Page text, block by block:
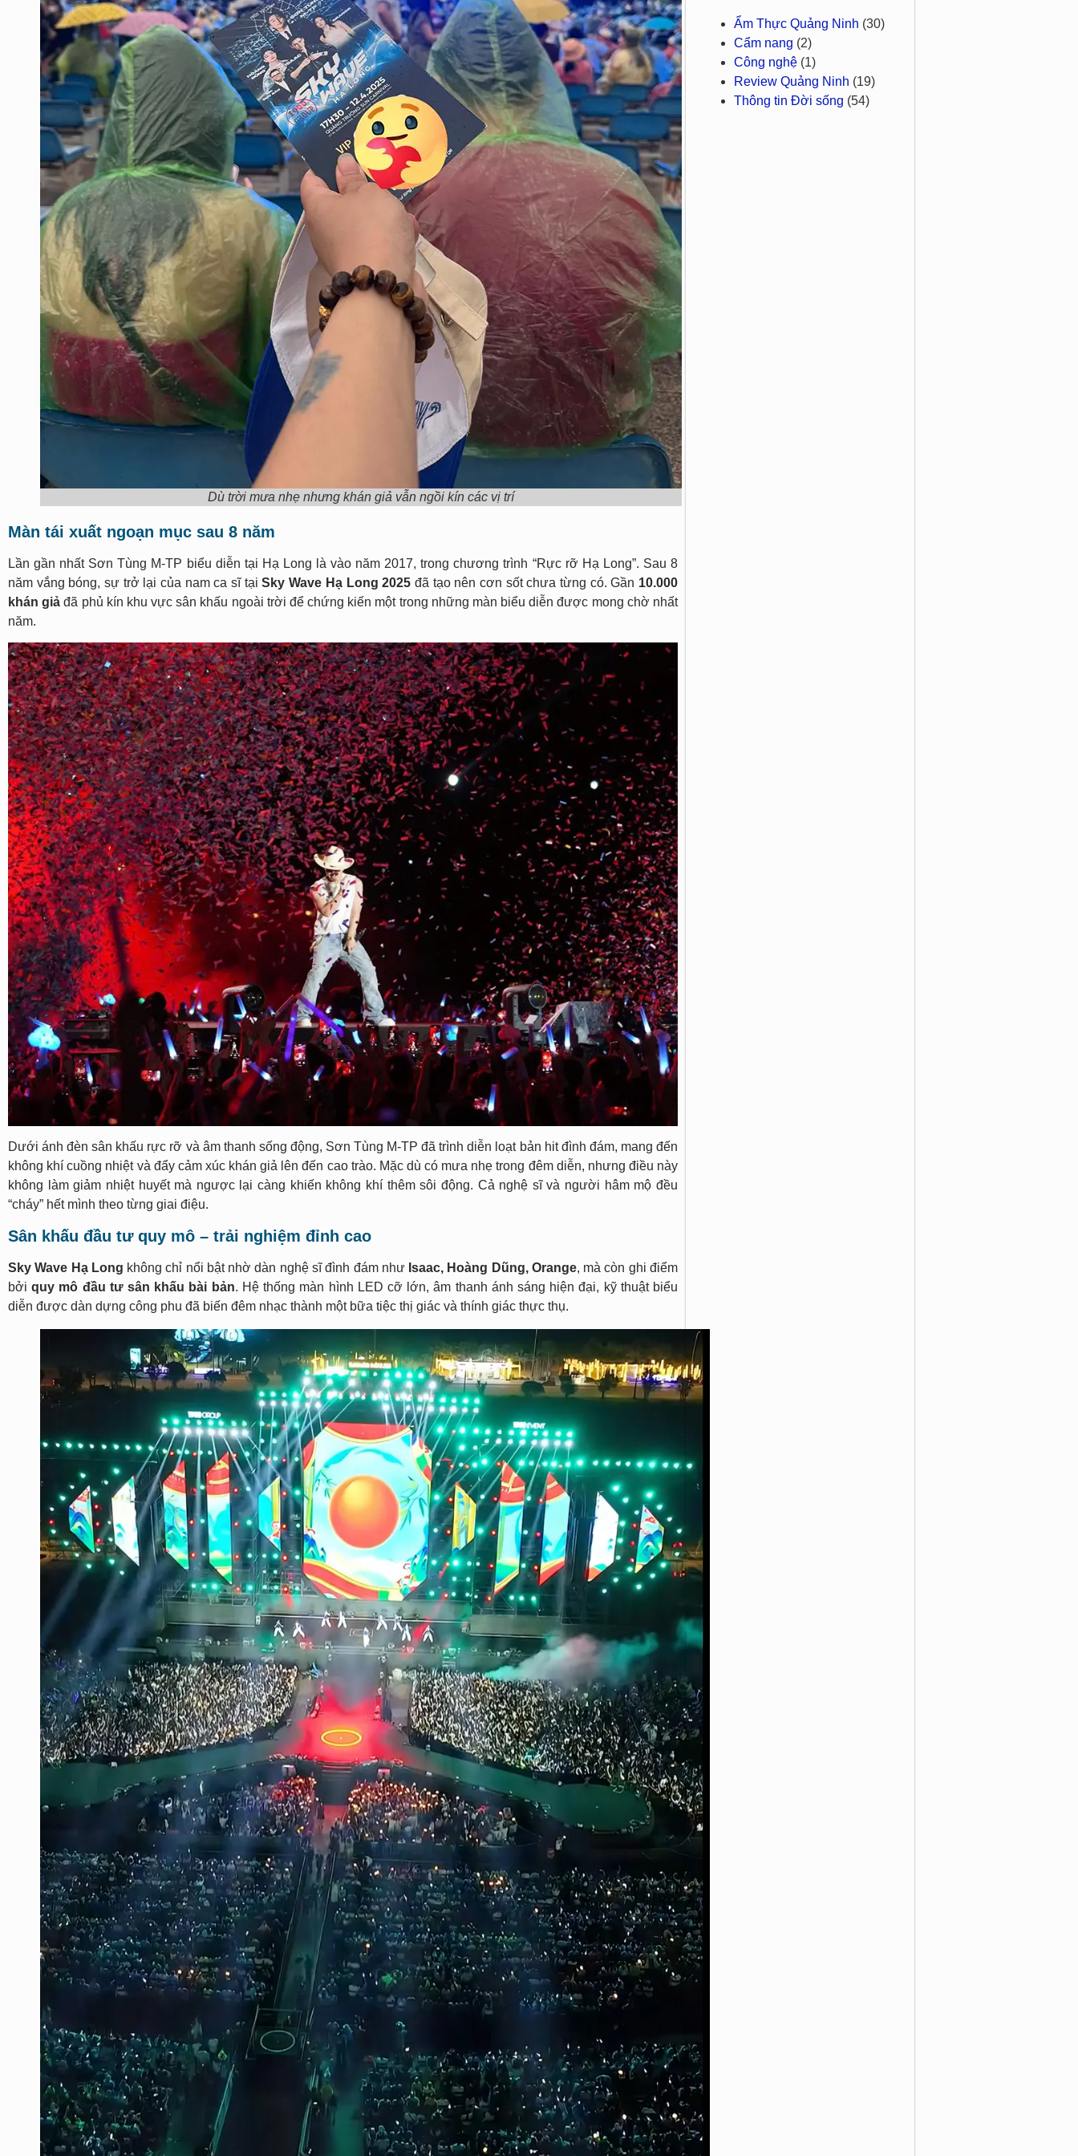
Dù trời mưa nhẹ nhưng khán giả vẫn ngồi kín các vị trí
Màn tái xuất ngoạn mục sau 8 năm
Lần gần nhất Sơn Tùng M-TP biểu diễn tại Hạ Long là vào năm 2017, trong chương trình “Rực rỡ Hạ Long”. Sau 8
năm vắng bóng, sự trở lại của nam ca sĩ tạiSky Wave Hạ Long 2025 đã tạo nên cơn sốt chưa từng có. Gần 10.000
khán giả đã phủ kín khu vực sân khấu ngoài trời để chứng kiến một trong những màn biểu diễn được mong chờ nhất
năm.
Dưới ánh đèn sân khấu rực rỡ và âm thanh sống động, Sơn Tùng M-TP đã trình diễn loạt bản hit đình đám, mang đến
không khí cuồng nhiệt và đẩy cảm xúc khán giả lên đến cao trào. Mặc dù có mưa nhẹ trong đêm diễn, nhưng điều này
không làm giảm nhiệt huyết mà ngược lại càng khiến không khí thêm sôi động. Cả nghệ sĩ và người hâm mộ đều
“cháy” hết mình theo từng giai điệu.
Sân khấu đầu tư quy mô – trải nghiệm đỉnh cao
Sky Wave Hạ Long không chỉ nổi bật nhờ dàn nghệ sĩ đình đám như Isaac, Hoàng Dũng, Orange, mà còn ghi điểm
bởiquy mô đầu tư sân khấu bài bản. Hệ thống màn hình LED cỡ lớn, âm thanh ánh sáng hiện đại, kỹ thuật biểu
diễn được dàn dựng công phu đã biến đêm nhạc thành một bữa tiệc thị giác và thính giác thực thụ.
Ẩm Thực Quảng Ninh (30)
Cẩm nang (2)
Công nghệ (1)
Review Quảng Ninh (19)
Thông tin Đời sống (54)